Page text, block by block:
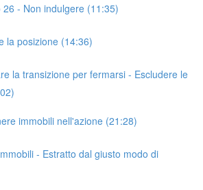
26 - Non indulgere (11:35)
la posizione (14:36)
la transizione per fermarsi - Escludere le
immobili nell'azione (21:28)
- Estratto dal giusto modo di